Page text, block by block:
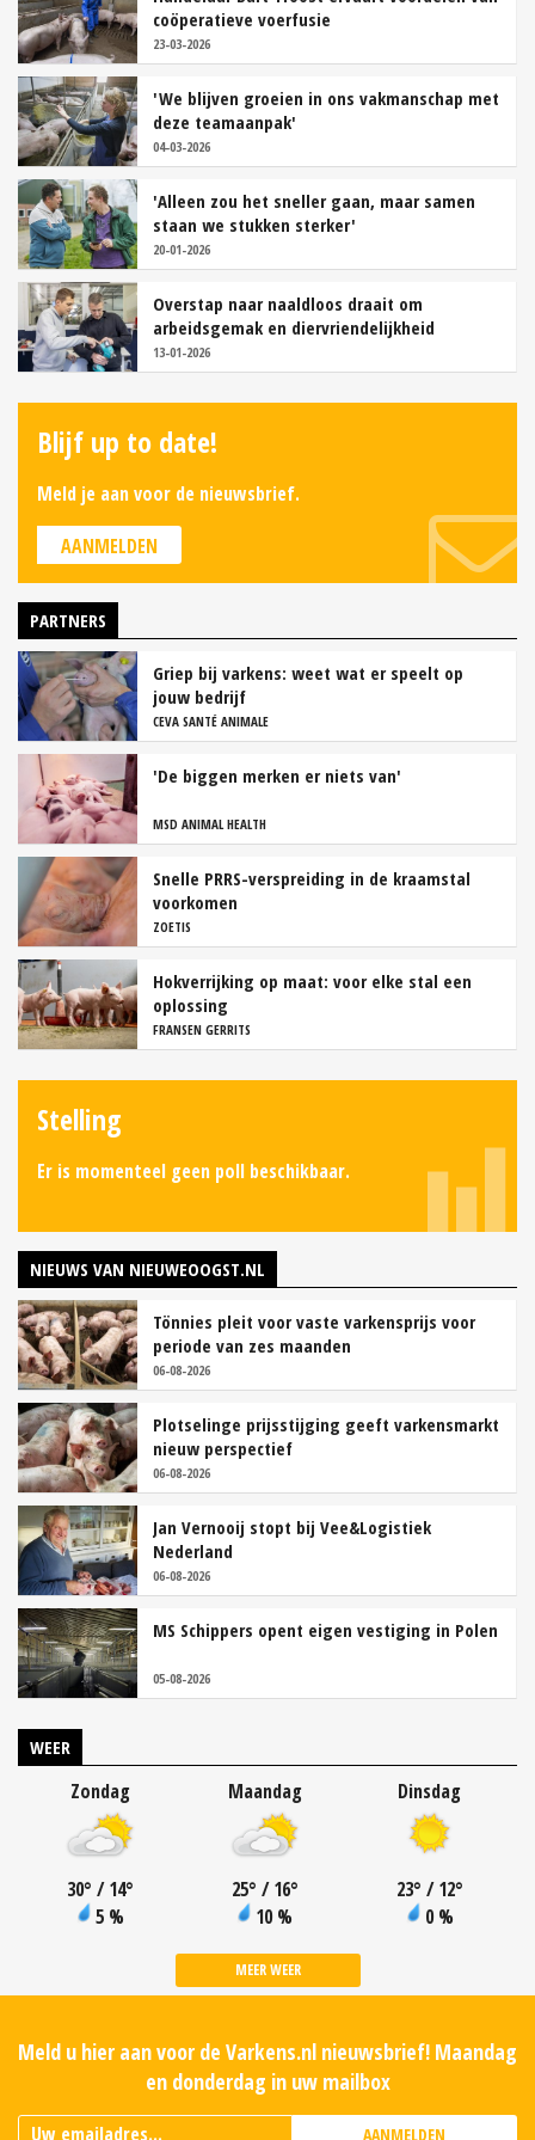
coöperatieve voerfusie
23-03-2026
'We blijven groeien in ons vakmanschap met
deze teamaanpak'
04-03-2026
'Alleen zou het sneller gaan, maar samen
staan we stukken sterker'
20-01-2026
Overstap naar naaldloos draait om
arbeidsgemak en diervriendelijkheid
13-01-2026
Blijf up to date!
Meld je aan voor de nieuwsbrief.
AANMELDEN
PARTNERS
Griep bij varkens: weet wat er speelt op
jouw bedrijf
CEVA SANTÉ ANIMALE
'De biggen merken er niets van'
MSD ANIMAL HEALTH
Snelle PRRS-verspreiding in de kraamstal
voorkomen
ZOETIS
Hokverrijking op maat: voor elke stal een
oplossing
FRANSEN GERRITS
Stelling
Er is momenteel geen poll beschikbaar.
NIEUWS VAN NIEUWEOOGST.NL
Tönnies pleit voor vaste varkensprijs voor
periode van zes maanden
06-08-2026
Plotselinge prijsstijging geeft varkensmarkt
nieuw perspectief
06-08-2026
Jan Vernooij stopt bij Vee&Logistiek
Nederland
06-08-2026
MS Schippers opent eigen vestiging in Polen
05-08-2026
WEER
Zondag
30° / 14°
5 %
Maandag
25° / 16°
10 %
Dinsdag
23° / 12°
0 %
MEER WEER
Meld u hier aan voor de Varkens.nl nieuwsbrief! Maandag
en donderdag in uw mailbox
AANMELDEN